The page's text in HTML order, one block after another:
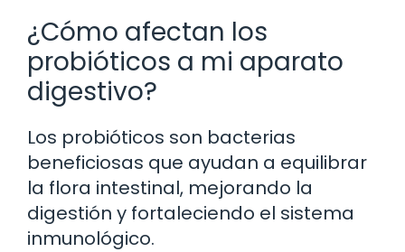
¿Cómo afectan los
probióticos a mi aparato
digestivo?
Los probióticos son bacterias
beneficiosas que ayudan a equilibrar
la flora intestinal, mejorando la
digestión y fortaleciendo el sistema
inmunológico.